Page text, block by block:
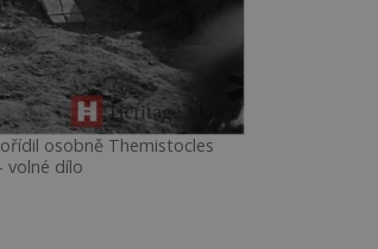
osobně Themistocles
volné dílo